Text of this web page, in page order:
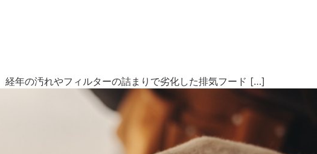
年の汚れやフィルターの詰まりで劣化した排気フード […]